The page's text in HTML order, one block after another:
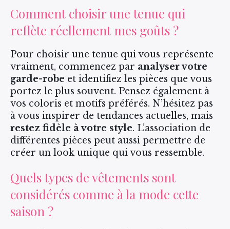
Comment choisir une tenue qui
reflète réellement mes goûts ?
Pour choisir une tenue qui vous représente
vraiment, commencez par analyser votre
garde-robe et identifiez les pièces que vous
portez le plus souvent. Pensez également à
vos coloris et motifs préférés. N’hésitez pas
à vous inspirer de tendances actuelles, mais
restez fidèle à votre style. L’association de
différentes pièces peut aussi permettre de
créer un look unique qui vous ressemble.
Quels types de vêtements sont
considérés comme à la mode cette
saison ?